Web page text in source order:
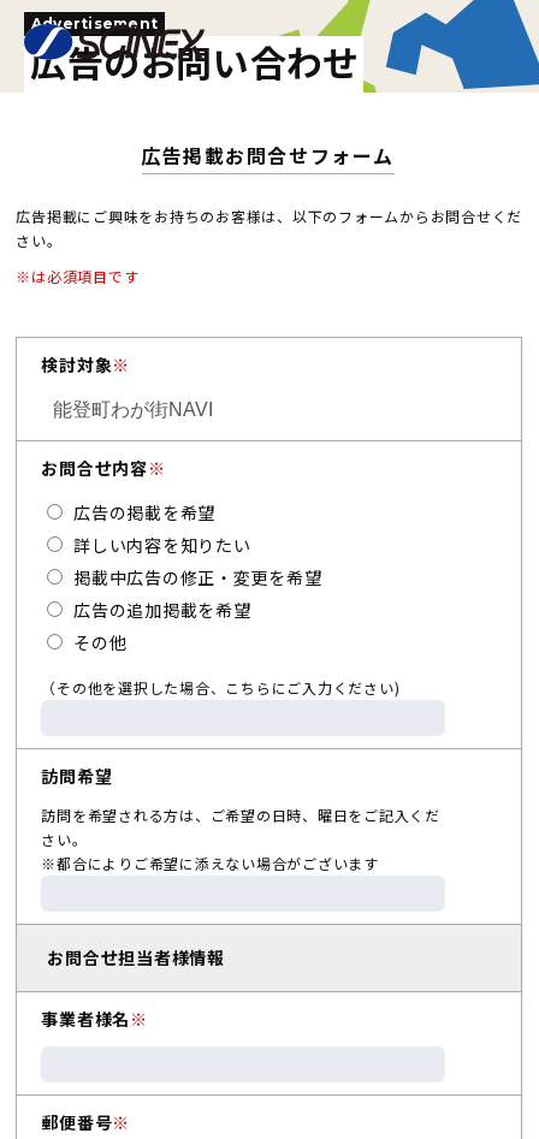
Advertisement
広告のお問い合わせ
広告掲載お問合せフォーム
広告掲載にご興味をお持ちのお客様は、以下のフォームからお問合せくだ
さい。
※は必須項目です
検討対象※
お問合せ内容※
広告の掲載を希望
詳しい内容を知りたい
掲載中広告の修正・変更を希望
広告の追加掲載を希望
その他
（その他を選択した場合、こちらにご入力ください)
訪問希望
訪問を希望される方は、ご希望の日時、曜日をご記入くだ
さい。
※都合によりご希望に添えない場合がございます
お問合せ担当者様情報
事業者様名 ※
郵便番号※